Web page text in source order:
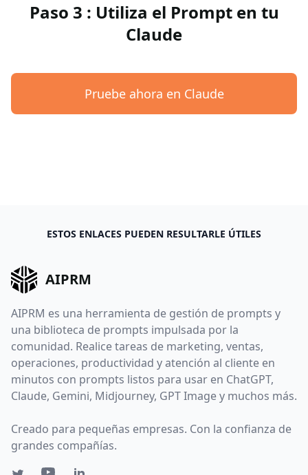
Paso 3 : Utiliza el Prompt en tu
Claude
Pruebe ahora en Claude
ESTOS ENLACES PUEDEN RESULTARLE ÚTILES
AIPRM
AIPRM es una herramienta de gestión de prompts y
una biblioteca de prompts impulsada por la
comunidad. Realice tareas de marketing, ventas,
operaciones, productividad y atención al cliente en
minutos con prompts listos para usar en ChatGPT,
Claude, Gemini, Midjourney, GPT Image y muchos más.
Creado para pequeñas empresas. Con la confianza de
grandes compañías.